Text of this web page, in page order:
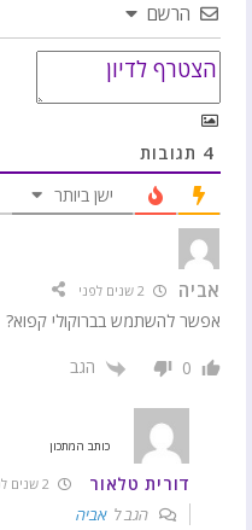
הרשם
4 תגובות
ישן ביותר
אביה
אפשר להשתמש בברוקולי קפוא?
0 הגב
כותב המתכון
דורית טלאור
הגב לאביה